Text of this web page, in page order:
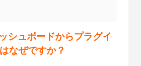
シュボードからプラグイ
なぜですか？